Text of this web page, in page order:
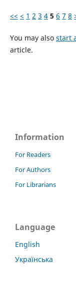
<< < 1 2 3 4 5 6 7 8
You may also start
article.
Information
For Readers
For Authors
For Librarians
Language
English
Українська